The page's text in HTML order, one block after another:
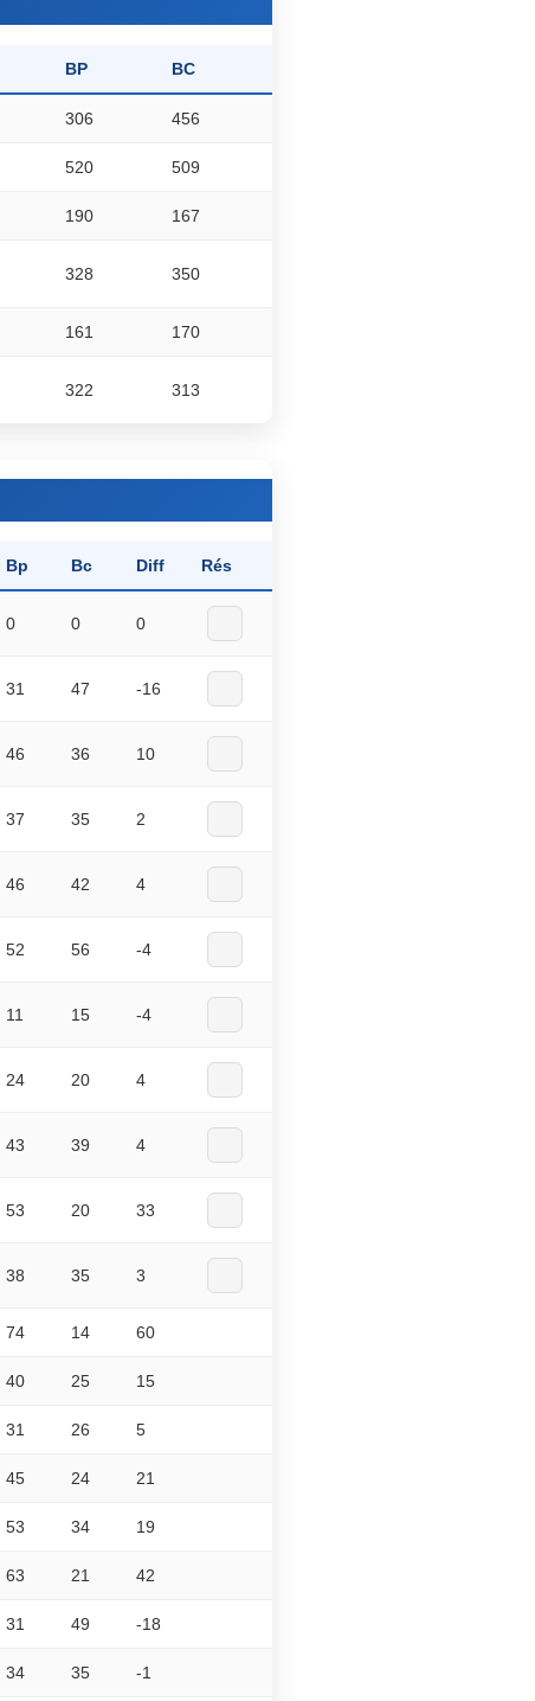
BP BC
306 456
520 509
190 167
328 350
161 170
322 313
Bp Bc Diff Rés
0 0 0
31 47 -16
46 36 10
37 35 2
46 42 4
52 56 -4
11 15 -4
24 20 4
43 39 4
53 20 33
38 35 3
74 14 60
40 25 15
31 26 5
45 24 21
53 34 19
63 21 42
31 49 -18
34 35 -1